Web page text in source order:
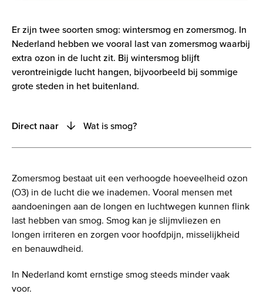
Er zijn twee soorten smog: wintersmog en zomersmog. In
Nederland hebben we vooral last van zomersmog waarbij
extra ozon in de lucht zit. Bij wintersmog blijft
verontreinigde lucht hangen, bijvoorbeeld bij sommige
grote steden in het buitenland.
Direct naar
Wat is smog?
Wat is smog?
Normen voor smog
Smog en gezondheid
Meer informatie
Zomersmog bestaat uit een verhoogde hoeveelheid ozon
(O3) in de lucht die we inademen. Vooral mensen met
aandoeningen aan de longen en luchtwegen kunnen flink
last hebben van smog. Smog kan je slijmvliezen en
longen irriteren en zorgen voor hoofdpijn, misselijkheid
en benauwdheid.
In Nederland komt ernstige smog steeds minder vaak
voor.